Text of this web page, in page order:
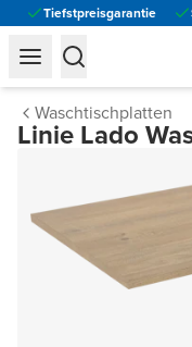
Tiefstpreisgarantie
Waschtischplatten
Linie Lado